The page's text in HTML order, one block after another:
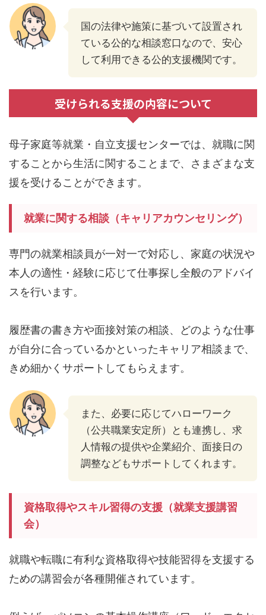
国の法律や施策に基づいて設置され
ている公的な相談窓口なので、安心
して利用できる公的支援機関です。
受けられる支援の内容について
母子家庭等就業・自立支援センターでは、就職に関
することから生活に関することまで、さまざまな支
援を受けることができます。
就業に関する相談（キャリアカウンセリング）
専門の就業相談員が一対一で対応し、家庭の状況や
本人の適性・経験に応じて仕事探し全般のアドバイ
スを行います。
履歴書の書き方や面接対策の相談、どのような仕事
が自分に合っているかといったキャリア相談まで、
きめ細かくサポートしてもらえます。
また、必要に応じてハローワーク
（公共職業安定所）とも連携し、求
人情報の提供や企業紹介、面接日の
調整などもサポートしてくれます。
資格取得やスキル習得の支援（就業支援講習
会）
就職や転職に有利な資格取得や技能習得を支援する
ための講習会が各種開催されています。